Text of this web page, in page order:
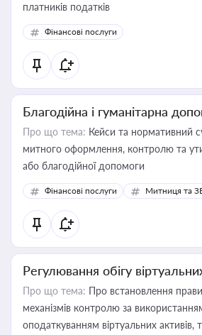
платників податків
Фінансові послуги
Благодійна і гуманітарна
Про що тема: Кейси та нормативний
митного оформлення, контролю та
або благодійної допомоги
Фінансові послуги Митниця та
Регулювання обігу
Про що тема: Про встановлення
механізмів контролю за
оподаткуванням віртуальних активів,